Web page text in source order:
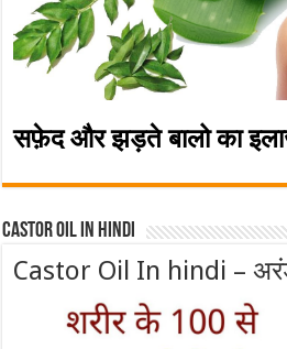
सफ़ेद और झड़ते बालो का
Castor Oil In Hindi
Castor Oil In hindi –